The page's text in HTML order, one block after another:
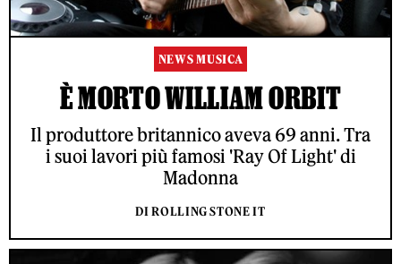
NEWS MUSICA
È MORTO WILLIAM ORBIT
Il produttore britannico aveva 69 anni. Tra
i suoi lavori più famosi 'Ray Of Light' di
Madonna
DI ROLLING STONE IT